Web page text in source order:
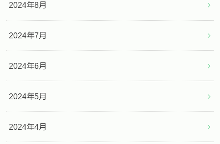
2024年8月
2024年7月
2024年6月
2024年5月
2024年4月